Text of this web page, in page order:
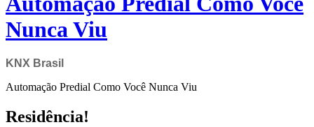
Nunca Viu
KNX Brasil
Automação Predial Como Você Nunca Viu
Residência!